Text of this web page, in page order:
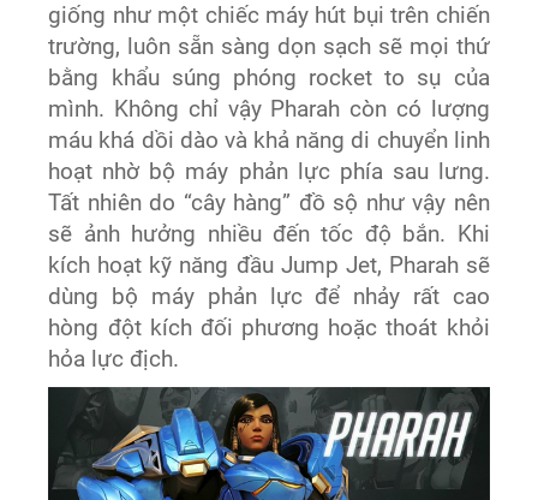
giống như một chiếc máy hút bụi trên chiến
trường, luôn sẵn sàng dọn sạch sẽ mọi thứ
bằng khẩu súng phóng rocket to sụ của
mình. Không chỉ vậy Pharah còn có lượng
máu khá dồi dào và khả năng di chuyển linh
hoạt nhờ bộ máy phản lực phía sau lưng.
Tất nhiên do “cây hàng” đồ sộ như vậy nên
sẽ ảnh hưởng nhiều đến tốc độ bắn. Khi
kích hoạt kỹ năng đầu Jump Jet, Pharah sẽ
dùng bộ máy phản lực để nhảy rất cao
hòng đột kích đối phương hoặc thoát khỏi
hỏa lực địch.